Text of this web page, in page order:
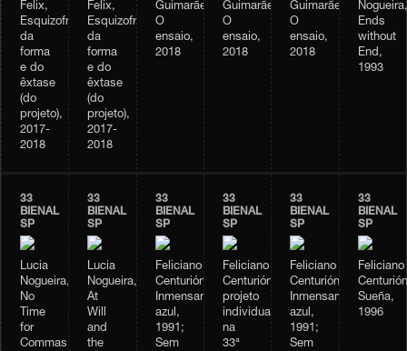
Felix,
Esquizofrenia
da
forma
e do
êxtase
(do
projeto),
2017-
2018
Felix,
Esquizofrenia
da
forma
e do
êxtase
(do
projeto),
2017-
2018
Guimarães,
O
ensaio,
2018
Guimarães,
O
ensaio,
2018
Guimarães,
O
ensaio,
2018
Nogueira,
Ends
without
End,
1993
33
BIENAL
SP
Lucia
Nogueira,
No
Time
for
Commas,
33
BIENAL
SP
Lucia
Nogueira,
At
Will
and
the
33
BIENAL
SP
Feliciano
Centurión,
Inmensamente
azul,
1991;
Sem
33
BIENAL
SP
Feliciano
Centurión,
projeto
individual
na
33ª
33
BIENAL
SP
Feliciano
Centurión,
Inmensamente
azul,
1991;
Sem
33
BIENAL
SP
Feliciano
Sueña,
1996